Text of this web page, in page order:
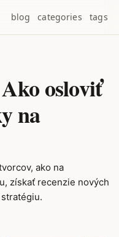
blog categories tags
osloviť
na
ako na
získať recenzie nových